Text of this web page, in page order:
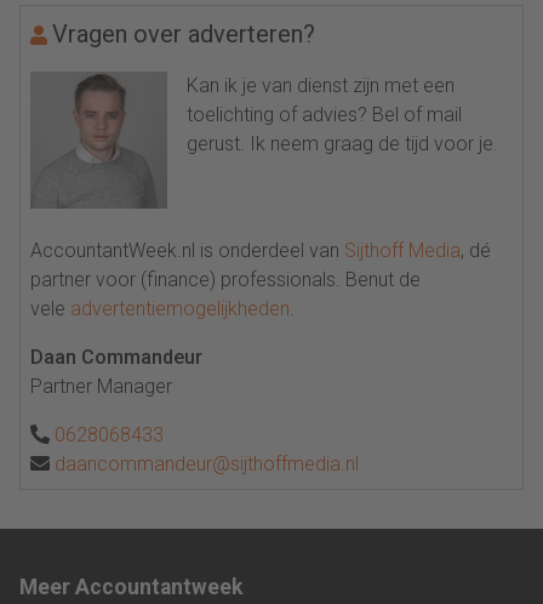
Vragen over adverteren?
Kan ik je van dienst zijn met een
toelichting of advies? Bel of mail
gerust. Ik neem graag de tijd voor je.
AccountantWeek.nl is onderdeel van Sijthoff Media, dé
partner voor (finance) professionals. Benut de
vele advertentiemogelijkheden.
Daan Commandeur
Partner Manager
0628068433
daancommandeur@sijthoffmedia.nl
Meer Accountantweek